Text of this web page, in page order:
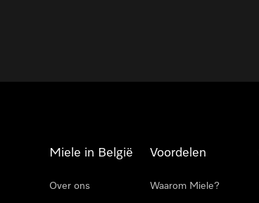
Miele in België
Over ons
Voordelen
Waarom Miele?